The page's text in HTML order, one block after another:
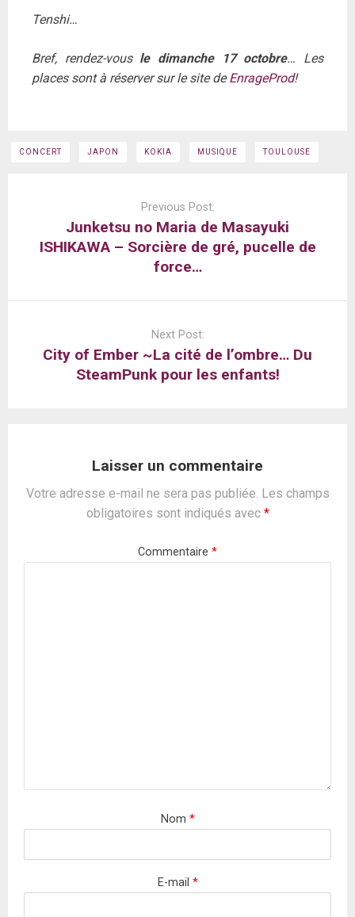
Tenshi…
Bref, rendez-vous le dimanche 17 octobre… Les
places sont à réserver sur le site deEnrageProd!
CONCERT JAPON KOKIA MUSIQUE TOULOUSE
Previous Post:
Junketsu no Maria de Masayuki
ISHIKAWA – Sorcière de gré, pucelle de
force…
Next Post:
City of Ember ~La cité de l’ombre… Du
SteamPunk pour les enfants!
Laisser un commentaire
Votre adresse e-mail ne sera pas publiée. Les champs
obligatoires sont indiqués avec *
Commentaire *
Nom *
E-mail *